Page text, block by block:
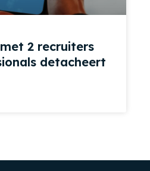
2 recruiters
detacheert